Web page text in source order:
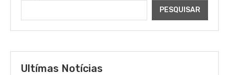
PESQUISAR
Ultímas Notícias